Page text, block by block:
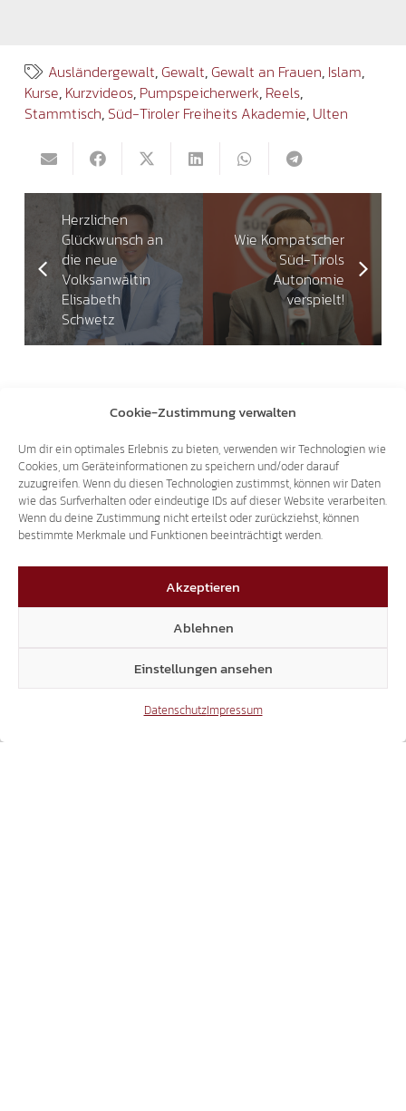
Cookie-Zustimmung verwalten
Um dir ein optimales Erlebnis zu bieten, verwenden wir Technologien wie
Cookies, um Geräteinformationen zu speichern und/oder darauf
zuzugreifen. Wenn du diesen Technologien zustimmst, können wir Daten
wie das Surfverhalten oder eindeutige IDs auf dieser Website verarbeiten.
Wenn du deine Zustimmung nicht erteilst oder zurückziehst, können
bestimmte Merkmale und Funktionen beeinträchtigt werden.
Akzeptieren
Ablehnen
Einstellungen ansehen
DatenschutzImpressum
Ausländergewalt,Gewalt,Gewalt an Frauen, Islam,
Kurse, Kurzvideos, Pumpspeicherwerk, Reels,
Stammtisch, Süd-Tiroler Freiheits Akademie, Ulten
Herzlichen
Glückwunsch an
die neue
Volksanwältin
Elisabeth
Schwetz
Wie Kompatscher
Süd-Tirols
Autonomie
verspielt!
14.07.2026
MANNIS HOFMUSEUM IN MORTER
EINE REISE DURCH JAHRHUNDERTE DER